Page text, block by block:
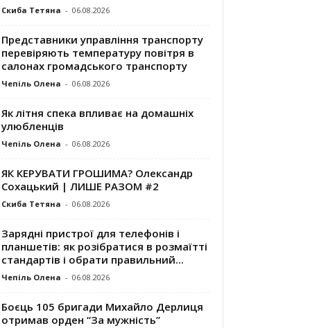
Скиба Тетяна - 06.08.2026
Представники управління транспорту
перевіряють температуру повітря в
салонах громадського транспорту
Чепіль Олена - 06.08.2026
Як літня спека впливає на домашніх
улюбленців
Чепіль Олена - 06.08.2026
ЯК КЕРУВАТИ ГРОШИМА? Олександр
Сохацький | ЛИШЕ РАЗОМ #2
Скиба Тетяна - 06.08.2026
Зарядні пристрої для телефонів і
планшетів: як розібратися в розмаїтті
стандартів і обрати правильний...
Чепіль Олена - 06.08.2026
Боєць 105 бригади Михайло Дерлиця
отримав орден “За мужність”